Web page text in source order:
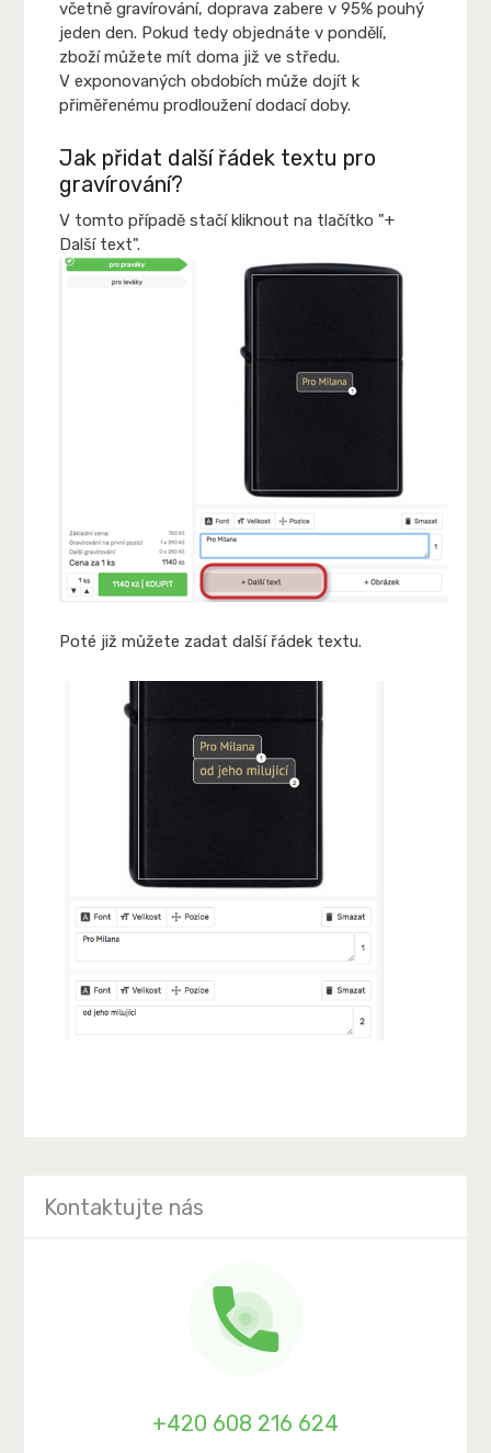
včetně gravírování, doprava zabere v 95% pouhý
jeden den. Pokud tedy objednáte v pondělí,
zboží můžete mít doma již ve středu.
V exponovaných obdobích může dojít k
přiměřenému prodloužení dodací doby.
Jak přidat další řádek textu pro
gravírování?
V tomto případě stačí kliknout na tlačítko "+
Další text".
Poté již můžete zadat další řádek textu.
Kontaktujte nás
+420 608 216 624